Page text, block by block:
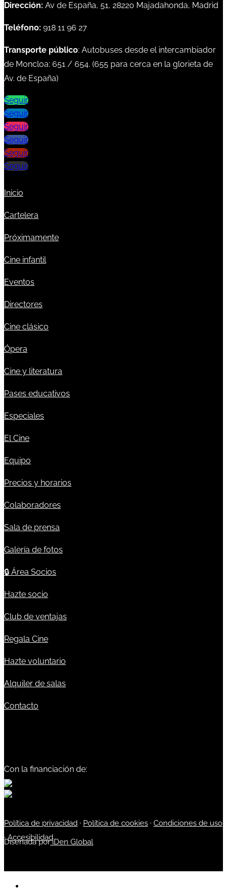
Dirección: Av de España, 51, 28220 Majadahonda, Madrid
Teléfono: 918 11 96 27
Transporte público: Autobuses desde el intercambiador
de Moncloa: 651 / 654. (655 para cerca en la glorieta de
Av. de España)
Seguir
Seguir
Seguir
Seguir
Seguir
Seguir
Inicio
Cartelera
Próximamente
Cine infantil
Eventos
Directores
Cine clásico
Ópera
Cine y literatura
Pases educativos
Especiales
El Cine
Equipo
Precios y horarios
Colaboradores
Sala de prensa
Galería de fotos
🔒 Área Socios
Hazte socio
Club de ventajas
Regala Cine
Hazte voluntario
Alquiler de salas
Contacto
Con la financiación de:
Política de privacidad · Política de cookies · Condiciones de uso
·Accesibilidad
Diseñada poriDen Global